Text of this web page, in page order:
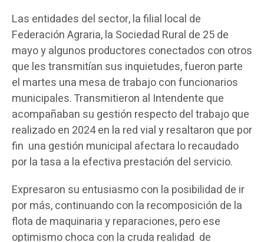
Las entidades del sector, la filial local de
Federación Agraria, la Sociedad Rural de 25 de
mayo y algunos productores conectados con otros
que les transmitían sus inquietudes, fueron parte
el martes una mesa de trabajo con funcionarios
municipales. Transmitieron al Intendente que
acompañaban su gestión respecto del trabajo que
realizado en 2024 en la red vial y resaltaron que por
fin una gestión municipal afectara lo recaudado
por la tasa a la efectiva prestación del servicio.
Expresaron su entusiasmo con la posibilidad de ir
por más, continuando con la recomposición de la
flota de maquinaria y reparaciones, pero ese
optimismo choca con la cruda realidad de